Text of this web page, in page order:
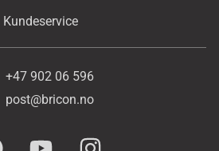
Kundeservice
+47 902 06 596
post@bricon.no